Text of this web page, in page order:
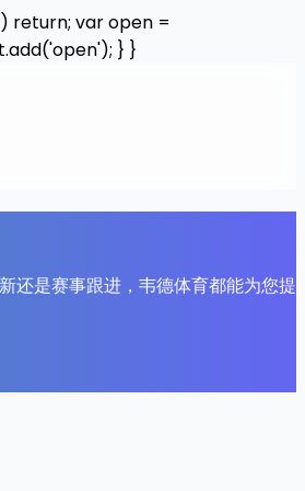
return; var open =
} }
还是赛事跟进，韦德体育都能为您提